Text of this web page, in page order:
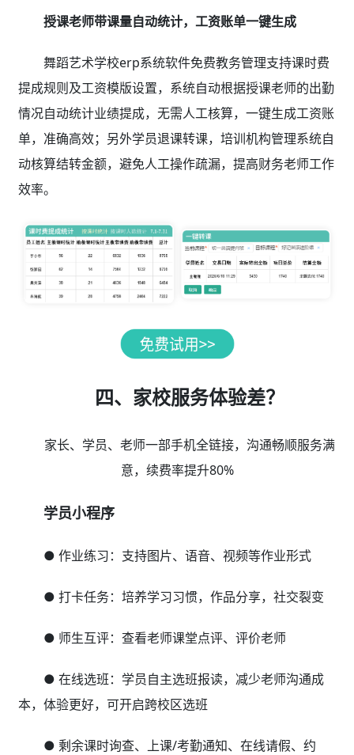
授课老师带课量自动统计，工资账单一键生成
舞蹈艺术学校erp系统软件免费教务管理支持课时费
提成规则及工资模版设置，系统自动根据授课老师的出勤
情况自动统计业绩提成，无需人工核算，一键生成工资账
单，准确高效；另外学员退课转课，培训机构管理系统自
动核算结转金额，避免人工操作疏漏，提高财务老师工作
效率。
四、家校服务体验差？
家长、学员、老师一部手机全链接，沟通畅顺服务满
意，续费率提升80%
学员小程序
● 作业练习：支持图片、语音、视频等作业形式
● 打卡任务：培养学习习惯，作品分享，社交裂变
● 师生互评：查看老师课堂点评、评价老师
● 在线选班：学员自主选班报读，减少老师沟通成
本，体验更好，可开启跨校区选班
● 剩余课时询查、上课/考勤通知、在线请假、约